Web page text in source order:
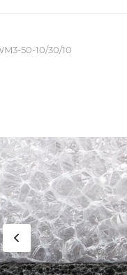
50-10/30/10